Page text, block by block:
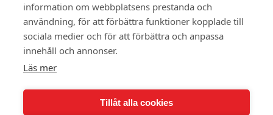
Twitter
Youtube
information om webbplatsens prestanda och
användning, för att förbättra funktioner kopplade till
sociala medier och för att förbättra och anpassa
innehåll och annonser.
Läs mer
Tillåt alla cookies